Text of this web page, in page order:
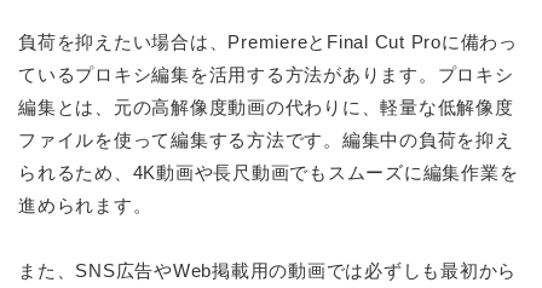
負荷を抑えたい場合は、PremiereとFinal Cut Proに備わっ
ているプロキシ編集を活用する方法があります。プロキシ
編集とは、元の高解像度動画の代わりに、軽量な低解像度
ファイルを使って編集する方法です。編集中の負荷を抑え
られるため、4K動画や長尺動画でもスムーズに編集作業を
進められます。
また、SNS広告やWeb掲載用の動画では必ずしも最初から